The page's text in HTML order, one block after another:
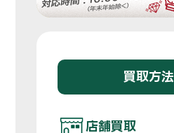
買取方法
店舗買取